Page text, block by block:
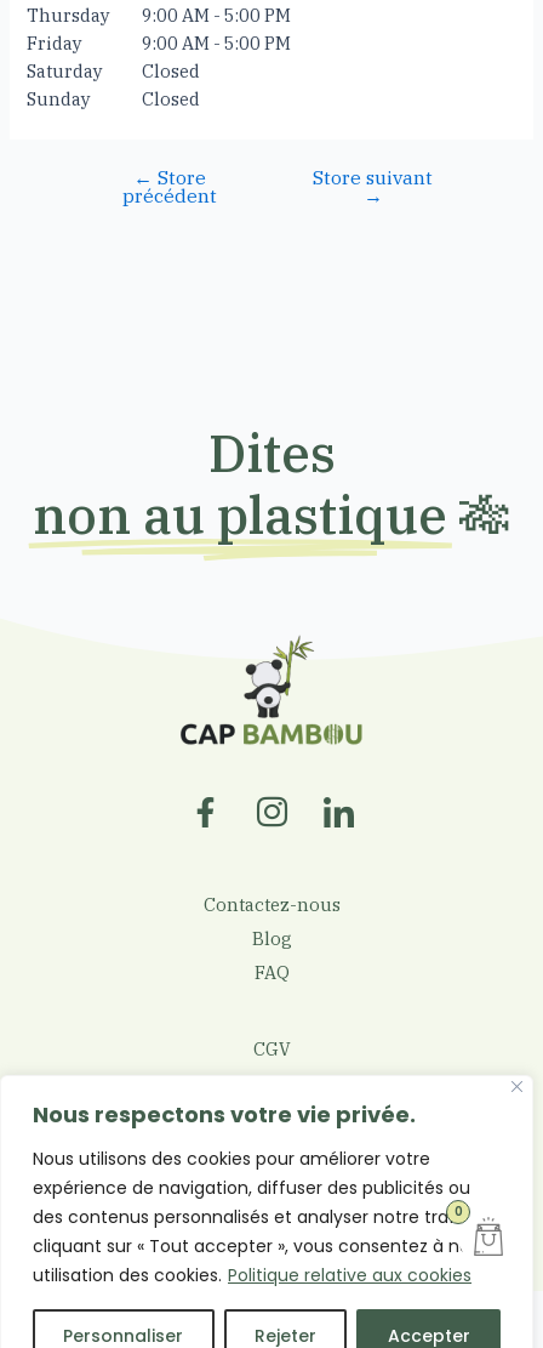
Nous respectons votre vie privée.
Nous utilisons des cookies pour améliorer votre
expérience de navigation, diffuser des publicités ou
des contenus personnalisés et analyser notre trafic. En
cliquant sur « Tout accepter », vous consentez à notre
utilisation des cookies. Politique relative aux cookies
Personnaliser Rejeter Accepter
Thursday
9:00 AM - 5:00 PM
Friday
9:00 AM - 5:00 PM
Saturday
Closed
Sunday
Closed
← Store
précédent
Store suivant
→
Dites
non au plastique 🎋
Contactez-nous
Blog
FAQ
CGV
Mentions légales
Politique de confidentialité
© CAPBAMBOO - Une réalisation
0